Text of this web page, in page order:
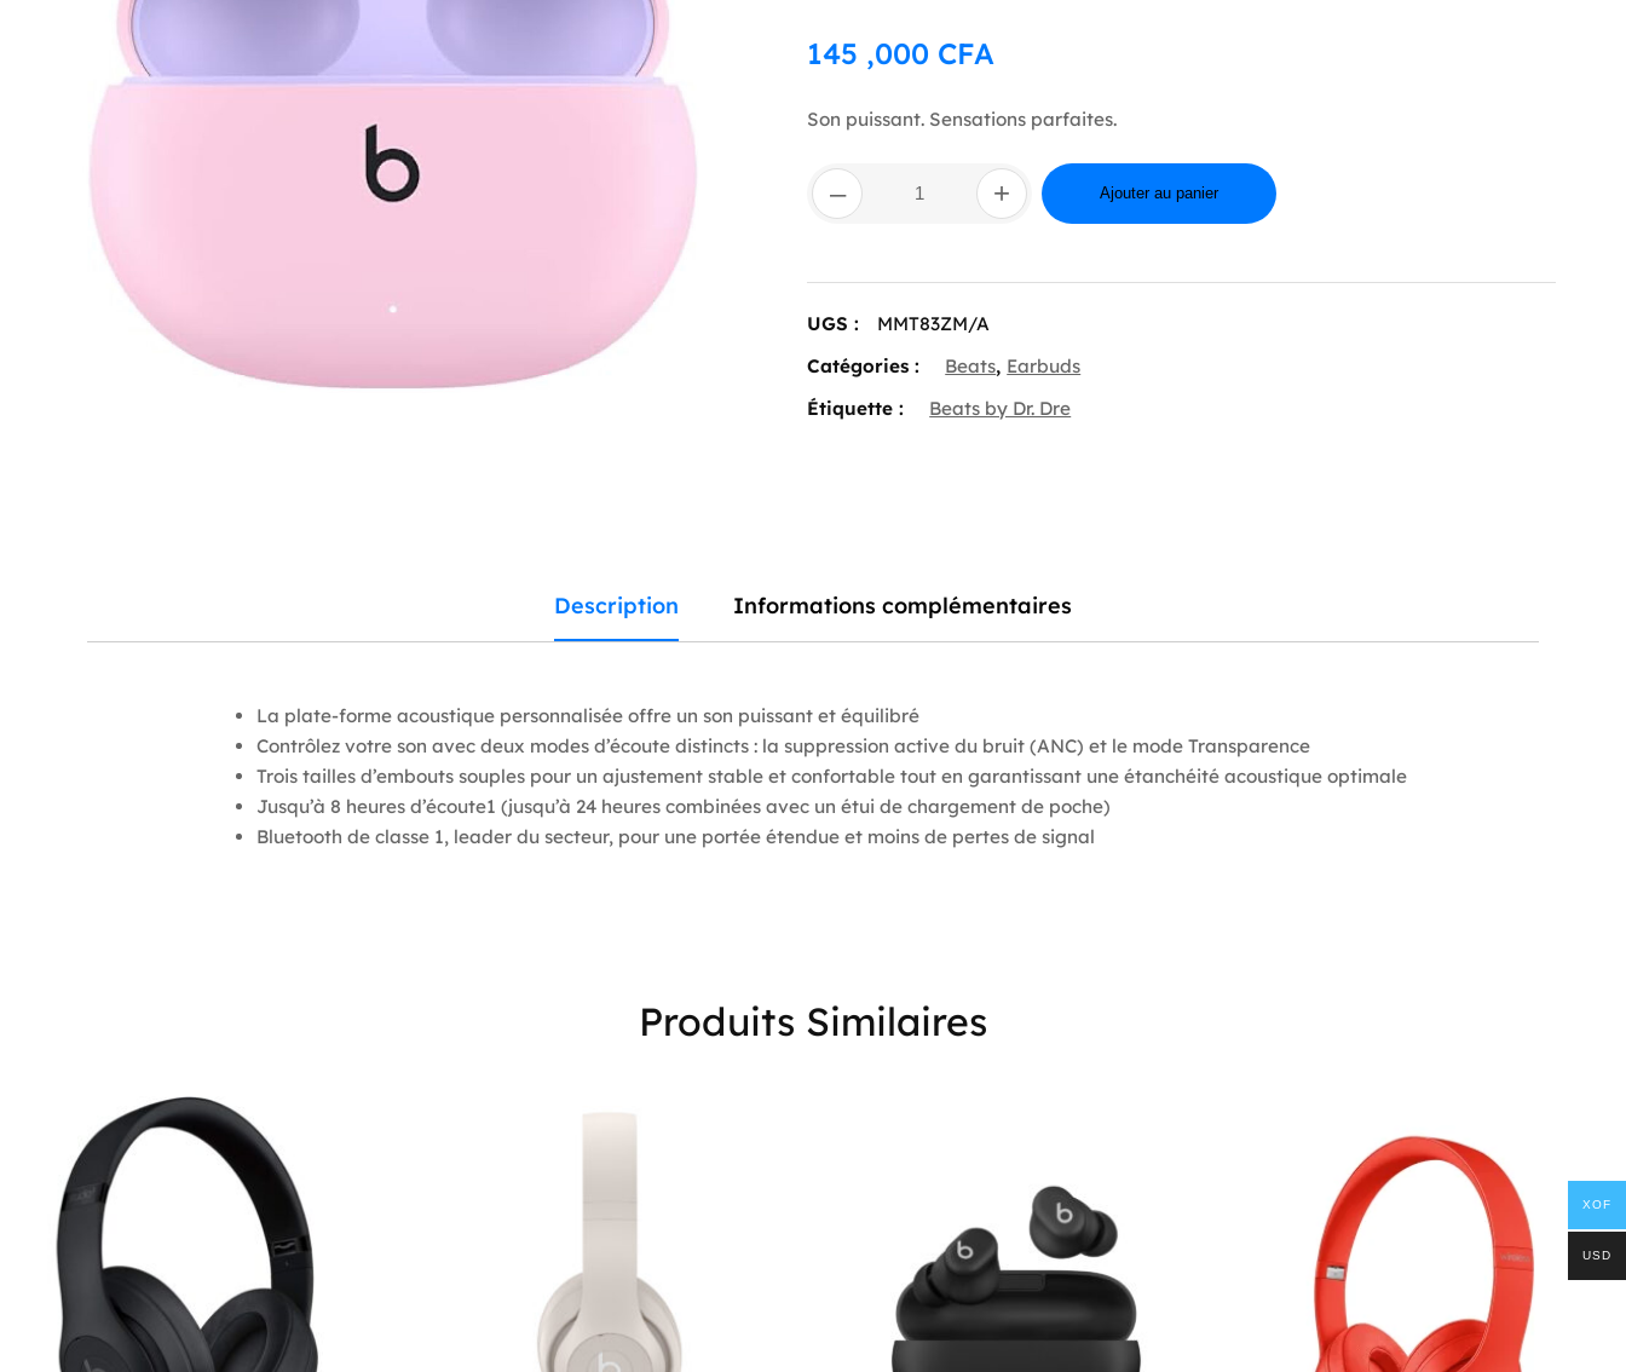
145 ,000 CFA
Son puissant. Sensations parfaites.
–
quantité
de
Beats
–
Wireless
Noise
Cancelling
Earphones
+ Ajouter au panier
UGS :
MMT83ZM/A
Catégories :
Beats, Earbuds
Étiquette :
Beats by Dr. Dre
Description Informations complémentaires
La plate-forme acoustique personnalisée offre un son puissant et équilibré
Contrôlez votre son avec deux modes d’écoute distincts : la suppression active du bruit (ANC) et le mode Transparence
Trois tailles d’embouts souples pour un ajustement stable et confortable tout en garantissant une étanchéité acoustique optimale
Jusqu’à 8 heures d’écoute1 (jusqu’à 24 heures combinées avec un étui de chargement de poche)
Bluetooth de classe 1, leader du secteur, pour une portée étendue et moins de pertes de signal
Produits Similaires
XOF
USD